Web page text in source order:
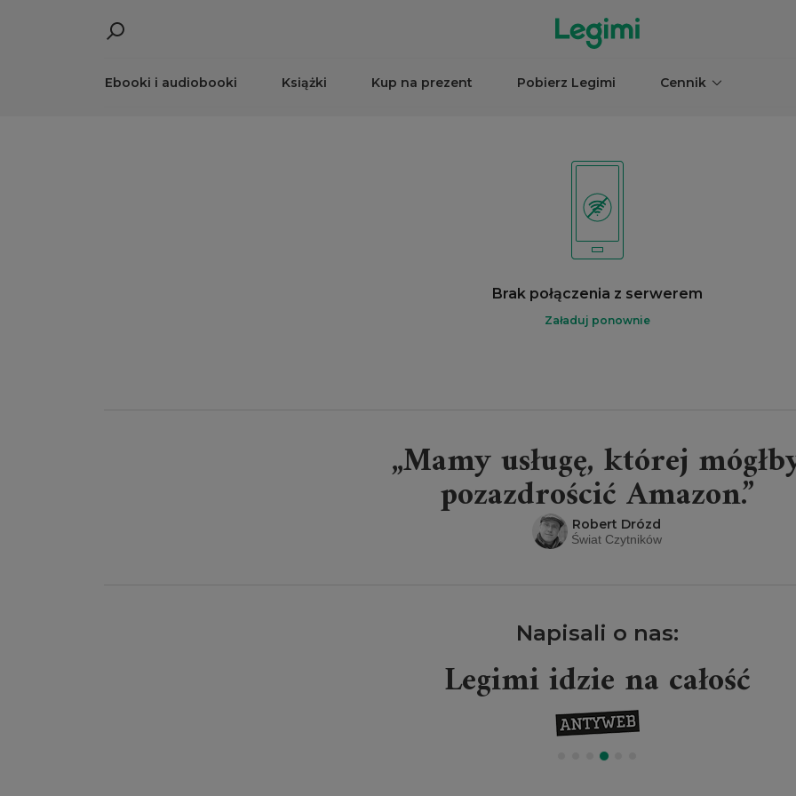
Ebooki i audiobooki Książki Kup na prezent Pobierz Legimi Cennik
Brak połączenia z serwerem
Załaduj ponownie
„Mamy usługę, której
pozazdrościć Amazon.”
Robert Drózd
Świat Czytników
Napisali o nas:
Legimi idzie na całość